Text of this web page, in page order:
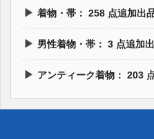
▶ 着物・帯： 258 点追加出品
▶ 男性着物・帯： 3 点追加出
▶ アンティーク着物： 203